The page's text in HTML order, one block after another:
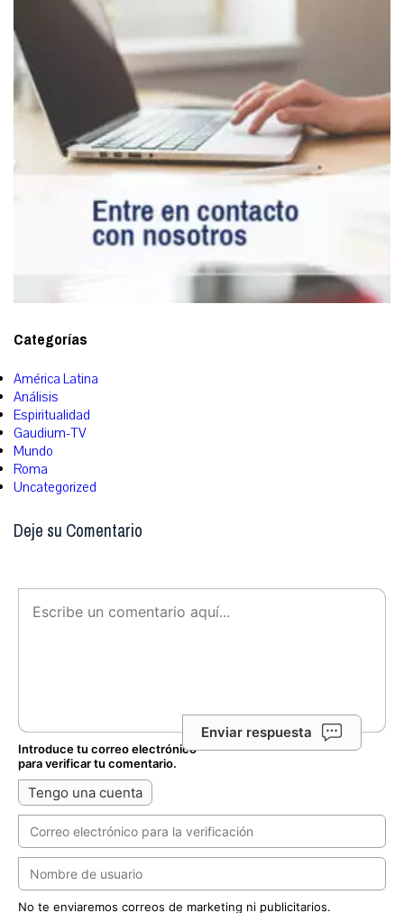
Categorías
América Latina
Análisis
Espiritualidad
Gaudium-TV
Mundo
Roma
Uncategorized
Deje su Comentario
Enviar respuesta
Introduce tu correo electrónico
para verificar tu comentario.
Tengo una cuenta
No te enviaremos correos de marketing ni publicitarios.